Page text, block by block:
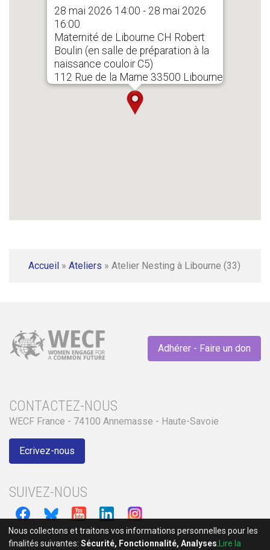
28 mai 2026 14:00 - 28 mai 2026
16:00
Maternité de Libourne CH Robert
Boulin (en salle de préparation à la
naissance couloir C5)
112 Rue de la Marne 33500 Libourne
Accueil » Ateliers » Atelier Nesting à Libourne (33)
Adhérer - Faire un don
CONTACTEZ-NOUS
WECF France - 74100 Annemasse - Haute-Savoie
Ecrivez-nous
SUIVEZ-NOUS
Nous collectons et traitons vos informations personnelles pour les
finalités suivantes: Sécurité, Fonctionnalité, Analyses Lire la